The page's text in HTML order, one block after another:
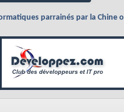
parrainés par la Chine